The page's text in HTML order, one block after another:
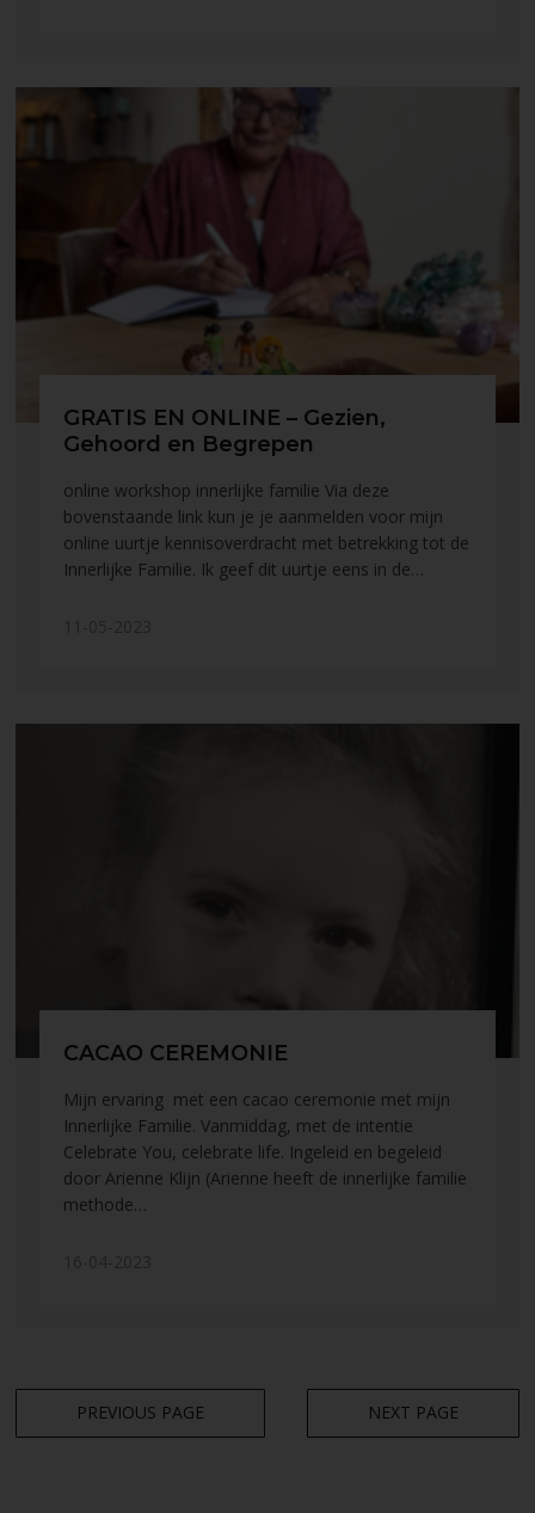
GRATIS EN ONLINE – Gezien,
Gehoord en Begrepen
online workshop innerlijke familie Via deze
bovenstaande link kun je je aanmelden voor mijn
online uurtje kennisoverdracht met betrekking tot de
Innerlijke Familie. Ik geef dit uurtje eens in de…
CACAO CEREMONIE
Mijn ervaring met een cacao ceremonie met mijn
Innerlijke Familie. Vanmiddag, met de intentie
Celebrate You, celebrate life. Ingeleid en begeleid
door Arienne Klijn (Arienne heeft de innerlijke familie
methode…
NEXT PAGE
PREVIOUS PAGE